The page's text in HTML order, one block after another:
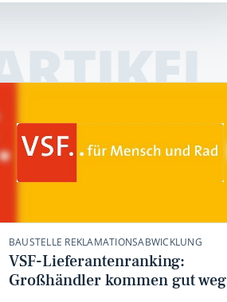
BAUSTELLE REKLAMATIONSABWICKLUNG
VSF-Lieferantenranking:
Großhändler kommen gut weg